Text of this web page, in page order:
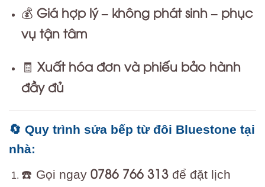
💰 Giá hợp lý – không phát sinh – phục
vụ tận tâm
🧾 Xuất hóa đơn và phiếu bảo hành
đầy đủ
🔄 Quy trình sửa bếp từ đôi Bluestone tại
nhà:
☎️ Gọi ngay 0786 766 313để đặt lịch